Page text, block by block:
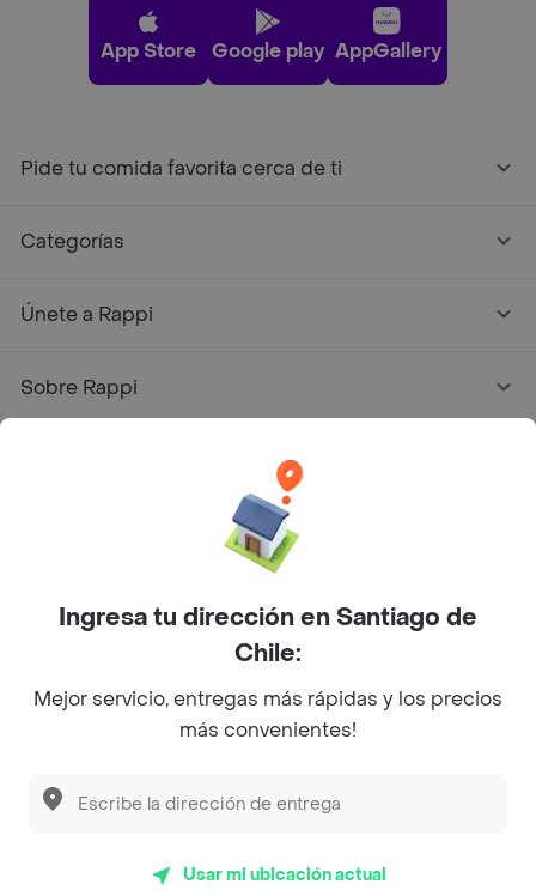
App Store Google play AppGallery
Pide tu comida favorita cerca de ti
Categorías
Únete a Rappi
Sobre Rappi
Facebook
TwitterInstagram
Rappi Inc. All rights reserved.
Ingresa tu dirección en Santiago de
Chile:
Mejor servicio, entregas más rápidas y los precios
más convenientes!
Usar mi ubicación actual